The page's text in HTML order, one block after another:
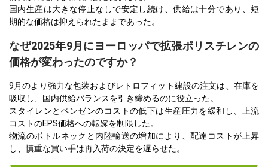
国内生産は大きな停止なしで安定し続け、供給は十分であり、短
期的な価格は抑えられたままであった。
なぜ2025年9月にヨーロッパで拡張ポリスチレンの
価格が変わったのですか？
9月のより強力な包装およびレトロフィット建設の注文は、在庫を
吸収し、国内供給バランスを引き締めるのに役立った。
スタイレンとベンゼンのコストの低下は生産圧力を緩和し、上流
コストのEPS価格への転嫁を制限した。
物流のボトルネックと内陸輸送の増加により、配達コストが上昇
し、慎重な買い手は再入荷の決定を遅らせた。